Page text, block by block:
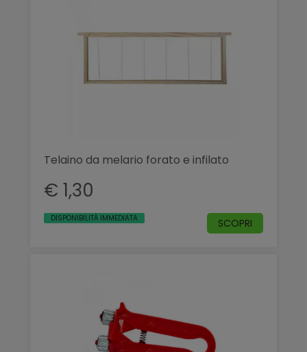
Telaino da melario forato e infilato
€ 1,30
DISPONIBILITÀ IMMEDIATA SCOPRI